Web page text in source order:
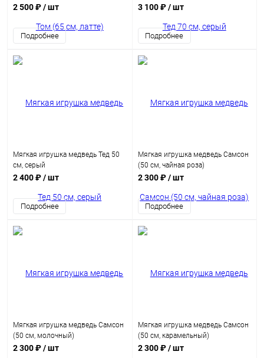
2 500 ₽/ шт
Подробнее
3 100 ₽/ шт
Подробнее
Мягкая игрушка медведь Тед 50
см, серый
2 400 ₽/ шт
Подробнее
Мягкая игрушка медведь Самсон
(50 см, чайная роза)
2 300 ₽/ шт
Подробнее
Мягкая игрушка медведь Самсон
(50 см, молочный)
2 300 ₽/ шт
Мягкая игрушка медведь Самсон
(50 см, карамельный)
2 300 ₽/ шт